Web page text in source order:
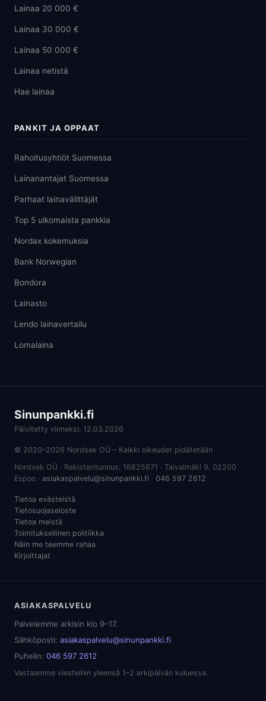
Lainaa 20 000 €
Lainaa 30 000 €
Lainaa 50 000 €
Lainaa netistä
Hae lainaa
PANKIT JA OPPAAT
Rahoitusyhtiöt Suomessa
Lainanantajat Suomessa
Parhaat lainavälittäjät
Top 5 ulkomaista pankkia
Nordax kokemuksia
Bank Norwegian
Bondora
Lainasto
Lendo lainavertailu
Lomalaina
Sinunpankki.fi
Päivitetty viimeksi: 12.03.2026
© 2020–2026 Nordsek OÜ – Kaikki oikeudet pidätetään
Nordsek OÜ · Rekisteritunnus: 16825671 · Taivalmäki 9, 02200
Espoo · asiakaspalvelu@sinunpankki.fi · 046 597 2612
Tietoa evästeistä
Tietosuojaseloste
Tietoa meistä
Toimituksellinen politiikka
Näin me teemme rahaa
Kirjoittajat
ASIAKASPALVELU
Palvelemme arkisin klo 9–17.
Sähköposti: asiakaspalvelu@sinunpankki.fi
Puhelin: 046 597 2612
Vastaamme viesteihin yleensä 1–2 arkipäivän kuluessa.